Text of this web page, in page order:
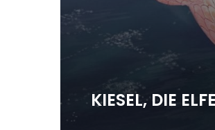
KIESEL, DIE